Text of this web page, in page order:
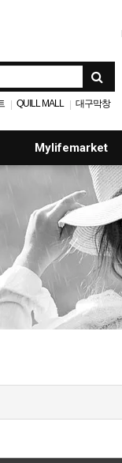
| QUILL MALL | 대구막창
Mylifemarket